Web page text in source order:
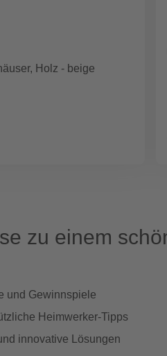
Holz - beige
zu einem
und Gewinnspiele
Heimwerker-Tipps
innovative Lösungen